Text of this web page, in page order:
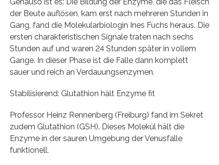
Genauso ist es: Die Bildung der Enzyme, die das Fleisch
der Beute auflösen, kam erst nach mehreren Stunden in
Gang, fand die Molekularbiologin Ines Fuchs heraus. Die
ersten charakteristischen Signale traten nach sechs
Stunden auf und waren 24 Stunden später in vollem
Gange. In dieser Phase ist die Falle dann komplett
sauer und reich an Verdauungsenzymen.
Stabilisierend: Glutathion hält Enzyme fit
Professor Heinz Rennenberg (Freiburg) fand im Sekret
zudem Glutathion (GSH). Dieses Molekül hält die
Enzyme in der sauren Umgebung der Venusfalle
funktionell.